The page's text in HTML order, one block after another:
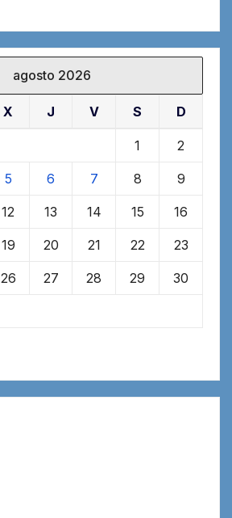
agosto 2026
X J V S D
1 2
5 6 7 8 9
12 13 14 15 16
19 20 21 22 23
26 27 28 29 30